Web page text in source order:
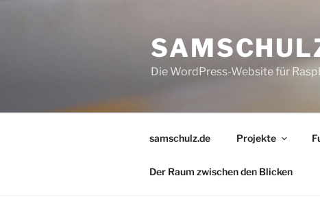
Die WordPress-Website für
samschulz.de Projekte
Der Raum zwischen den Blicken